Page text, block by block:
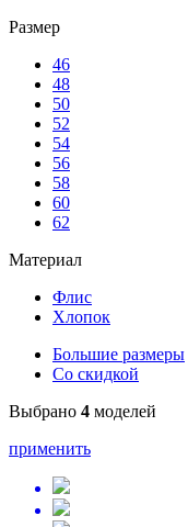
Размер
46
48
50
52
54
56
58
60
62
Материал
Флис
Хлопок
Большие размеры
Со скидкой
Выбрано 4 моделей
применить